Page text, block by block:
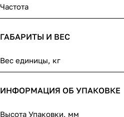
Частота
ГАБАРИТЫ И ВЕС
Вес единицы, кг
ИНФОРМАЦИЯ ОБ УПАКОВКЕ
Высота Упаковки, мм